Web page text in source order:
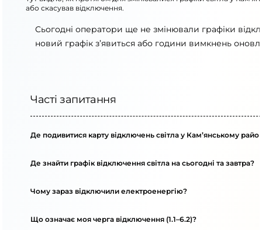
або скасував відключення.
Сьогодні оператори ще не змінювали графіки
новий графік з’явиться або години вимкнень
Часті запитання
Де подивитися карту відключень світла у Кам’янському
Де знайти графік відключення світла на сьогодні та завтра?
Чому зараз відключили електроенергію?
Що означає моя черга відключення (1.1–6.2)?